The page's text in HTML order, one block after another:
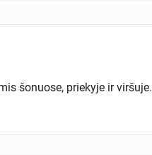
šonuose, priekyje ir viršuje.